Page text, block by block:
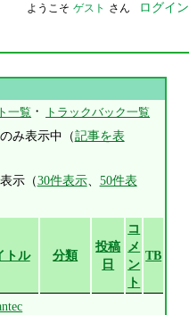
ようこそ ゲスト さん ログイン
一覧 ・ トラックバック一覧
み表示中（記事を表
示（30件表示、 50件表
トル 分類
投稿
日
コ
メ
ン
ト
TB